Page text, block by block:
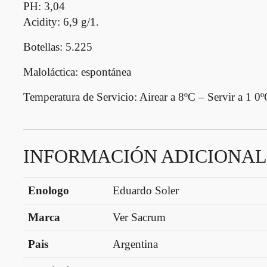
PH: 3,04
Acidity: 6,9 g/1.
Botellas: 5.225
Maloláctica: espontánea
Temperatura de Servicio: Airear a 8ºC – Servir a 1
INFORMACIÓN ADICIONAL
Enologo Eduardo Soler
Marca Ver Sacrum
Pais Argentina